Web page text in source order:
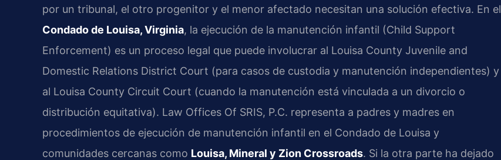
por un tribunal, el otro progenitor y el menor afectado necesitan una solución efectiva. En el
Condado de Louisa, Virginia, la ejecución de la manutención infantil (Child Support
Enforcement) es un proceso legal que puede involucrar al Louisa County Juvenile and
Domestic Relations District Court (para casos de custodia y manutención independientes) y
al Louisa County Circuit Court (cuando la manutención está vinculada a un divorcio o
distribución equitativa). Law Offices Of SRIS, P.C. representa a padres y madres en
procedimientos de ejecución de manutención infantil en el Condado de Louisa y
comunidades cercanas como Louisa, Mineral y Zion Crossroads. Si la otra parte ha dejado